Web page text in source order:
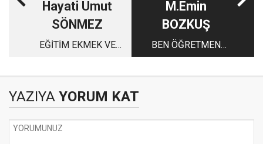
Hayati Umut
SÖNMEZ
EĞİTİM EKMEK VE
M.Emin
BOZKUŞ
BEN ÖĞRETMEN
İKEN
YAZIYA YORUM KAT